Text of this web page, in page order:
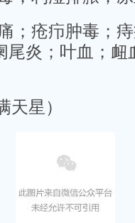
；疮疖肿毒；
尾炎；叶血；衄
天星）